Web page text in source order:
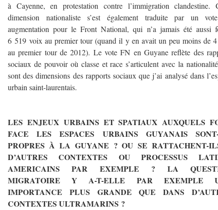
à Cayenne, en protestation contre l’immigration clandestine.
dimension nationaliste s’est également traduite par un
augmentation pour le Front National, qui n’a jamais été aussi
6 519 voix au premier tour (quand il y en avait un peu moins de
au premier tour de 2012). Le vote FN en Guyane reflète des
sociaux de pouvoir où classe et race s’articulent avec la
sont des dimensions des rapports sociaux que j’ai analysé dans
urbain saint-laurentais.
LES ENJEUX URBAINS ET SPATIAUX AUXQUELS
FACE LES ESPACES URBAINS GUYANAIS
PROPRES À LA GUYANE ? OU SE RATTACHENT-
D’AUTRES CONTEXTES OU PROCESSUS
AMERICAINS PAR EXEMPLE ? LA
MIGRATOIRE Y A-T-ELLE PAR EXEMPLE
IMPORTANCE PLUS GRANDE QUE DANS
CONTEXTES ULTRAMARINS ?